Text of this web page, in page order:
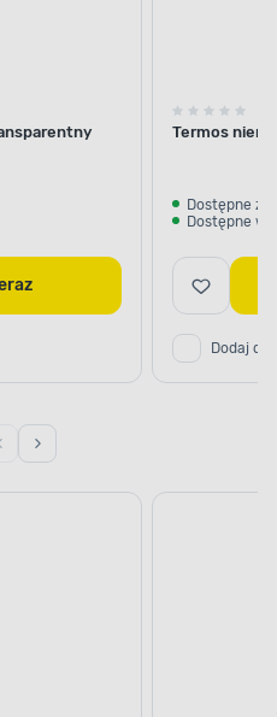
teraz
Termos
Dostępne z
Dostępne w
Dodaj do